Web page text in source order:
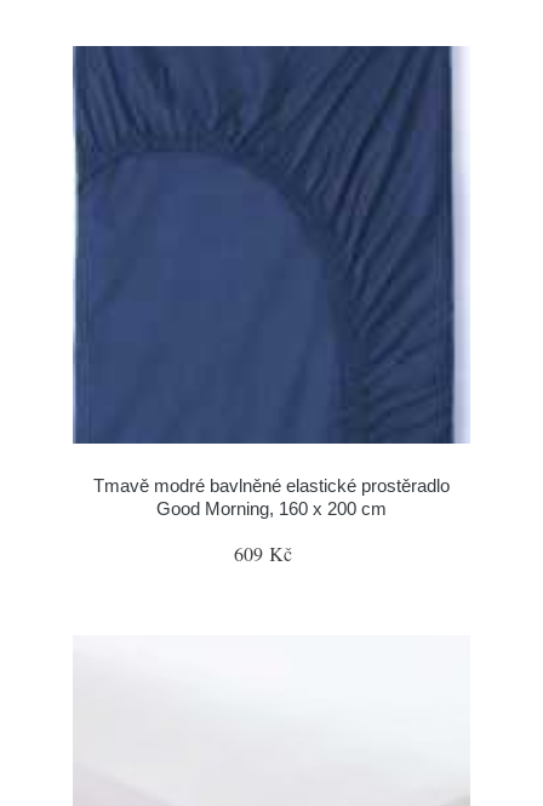
Tmavě modré bavlněné elastické prostěradlo
Good Morning, 160 x 200 cm
609 Kč